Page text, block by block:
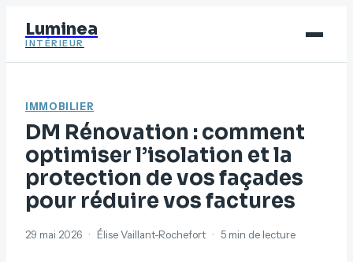
Luminea
INTÉRIEUR
Immobilier
Jardinage
Maison
IMMOBILIER
DM Rénovation : comment
optimiser l’isolation et la
protection de vos façades
pour réduire vos factures
29 mai 2026 · Élise Vaillant-Rochefort · 5 min de lecture